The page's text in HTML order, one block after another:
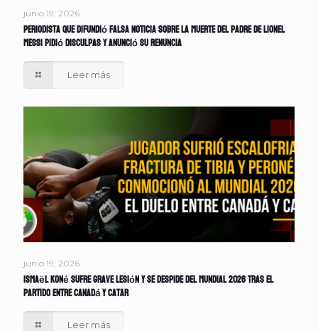
junio 19, 2026
Periodista que difundió falsa noticia sobre la muerte del padre de Lionel
Messi pidió disculpas y anunció su renuncia
Leer más
junio 19, 2026
Ismaël Koné sufre grave lesión y se despide del Mundial 2026 tras el
partido entre Canadá y Catar
Leer más